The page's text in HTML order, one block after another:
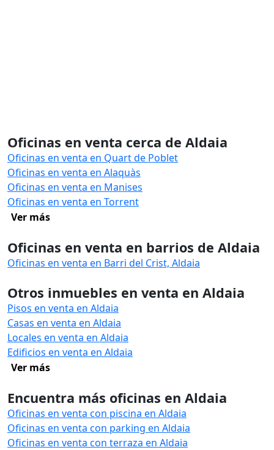
Oficinas en venta cerca de Aldaia
Oficinas en venta en Quart de Poblet
Oficinas en venta en Alaquàs
Oficinas en venta en Manises
Oficinas en venta en Torrent
Ver más
Oficinas en venta en barrios de Aldaia
Oficinas en venta en Barri del Crist, Aldaia
Otros inmuebles en venta en Aldaia
Pisos en venta en Aldaia
Casas en venta en Aldaia
Locales en venta en Aldaia
Edificios en venta en Aldaia
Ver más
Encuentra más oficinas en Aldaia
Oficinas en venta con piscina en Aldaia
Oficinas en venta con parking en Aldaia
Oficinas en venta con terraza en Aldaia